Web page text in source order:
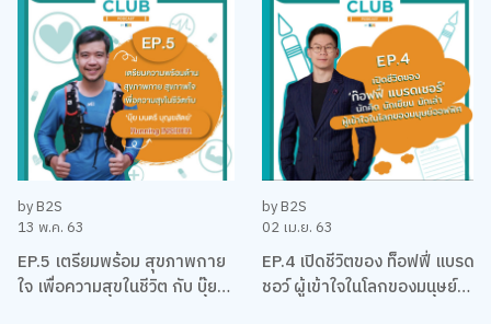
by B2S
13 พ.ค. 63
EP.5 เตรียมพร้อม สุขภาพกาย
ใจ เพื่อความสุขในชีวิต กับ บุ๊ย
by B2S
02 เม.ย. 63
EP.4 เปิดชีวิตของ ท็อฟฟี่ แบรด
ชอว์ ผู้เข้าใจในโลกของมนุษย์